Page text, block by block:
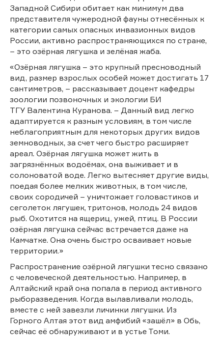
Западной Сибири обитает как минимум два
представителя чужеродной фауны отнесённых к
категории самых опасных инвазионных видов
России, активно распространяющихся по стране,
– это озёрная лягушка и зелёная жаба.
«Озёрная лягушка – это крупный пресноводный
вид, размер взрослых особей может достигать 17
сантиметров, – рассказывает доцент кафедры
зоологии позвоночных и экологии БИ
ТГУ Валентина Куранова. – Данный вид легко
адаптируется к разным условиям, в том числе
неблагоприятным для некоторых других видов
земноводных, за счет чего быстро расширяет
ареал. Озёрная лягушка может жить в
загрязнённых водоёмах, она выживает и в
солоноватой воде. Легко вытесняет другие виды,
поедая более мелких животных, в том числе,
своих сородичей – уничтожает головастиков и
сеголеток лягушек, тритонов, молодь 24 видов
рыб. Охотится на ящериц, ужей, птиц. В России
озёрная лягушка сейчас встречается даже на
Камчатке. Она очень быстро осваивает новые
территории.»
Распространение озёрной лягушки тесно связано
с человеческой деятельностью. Например, в
Алтайский край она попала в период активного
рыборазведения. Когда вылавливали молодь,
вместе с ней завезли личинки лягушки. Из
Горного Алтая этот вид амфибий «зашёл» в Обь,
сейчас её обнаруживают и в устье Томи.